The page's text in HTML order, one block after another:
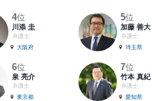
4位
川添 圭
弁護士
大阪府
5位
加藤 善大
弁護士
埼玉県
6位
泉 亮介
弁護士
東京都
7位
竹本 真紀
弁護士
愛知県